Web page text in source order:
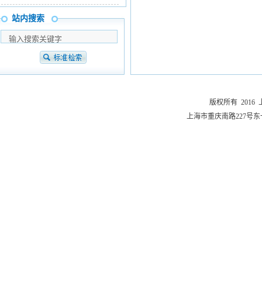
版权所有 2016
上海市重庆南路227号
站内搜索